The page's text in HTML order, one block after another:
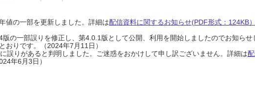
値の一部を更新しました。詳細は配信資料に関するお知らせ(PDF形式：124KB）
の一部誤りを修正し、第4.0.1版として公開、利用を開始しましたのでお知らせ
おりです。（2024年7月11日）
誤りがあると判明しました。ご迷惑をおかけして申し訳ございません。詳細は
年6月3日）